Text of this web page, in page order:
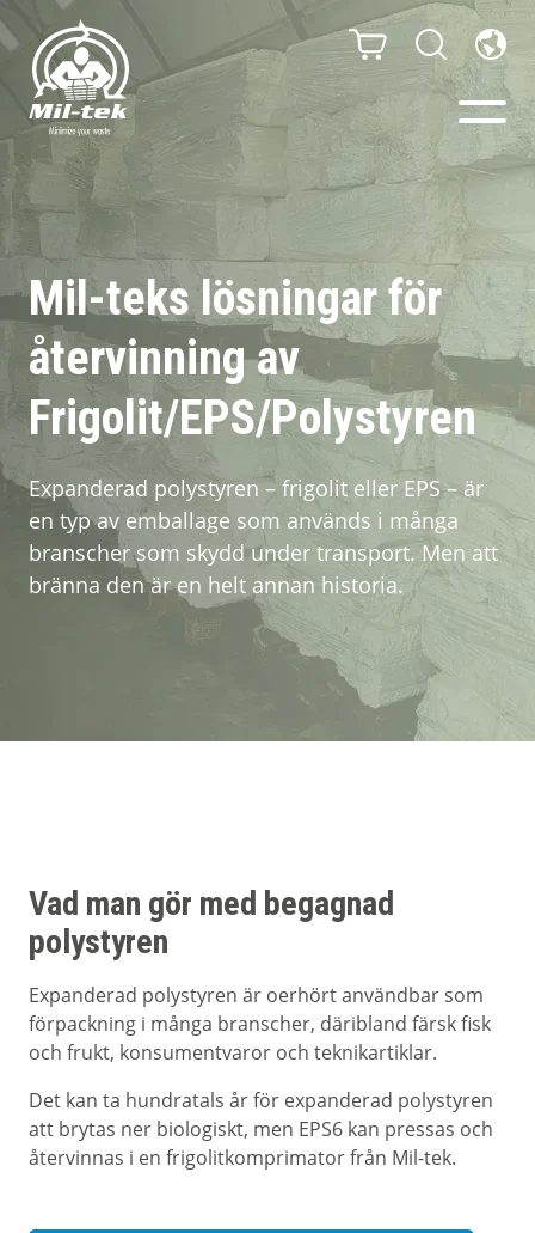
Balpressar och
Komprimatorer
Webbshop
Din bransch
Material
Kundcase
Om Mil-tek
Kontakta Mil-tek
Mil-teks lösningar för
återvinning av
Frigolit/EPS/Polystyren
Expanderad polystyren – frigolit eller EPS – är
en typ av emballage som används i många
branscher som skydd under transport. Men att
bränna den är en helt annan historia.
Vad man gör med begagnad
polystyren
Expanderad polystyren är oerhört användbar som
förpackning i många branscher, däribland färsk fisk
och frukt, konsumentvaror och teknikartiklar.
Det kan ta hundratals år för expanderad polystyren
att brytas ner biologiskt, men EPS6 kan pressas och
återvinnas i en frigolitkomprimator från Mil-tek.